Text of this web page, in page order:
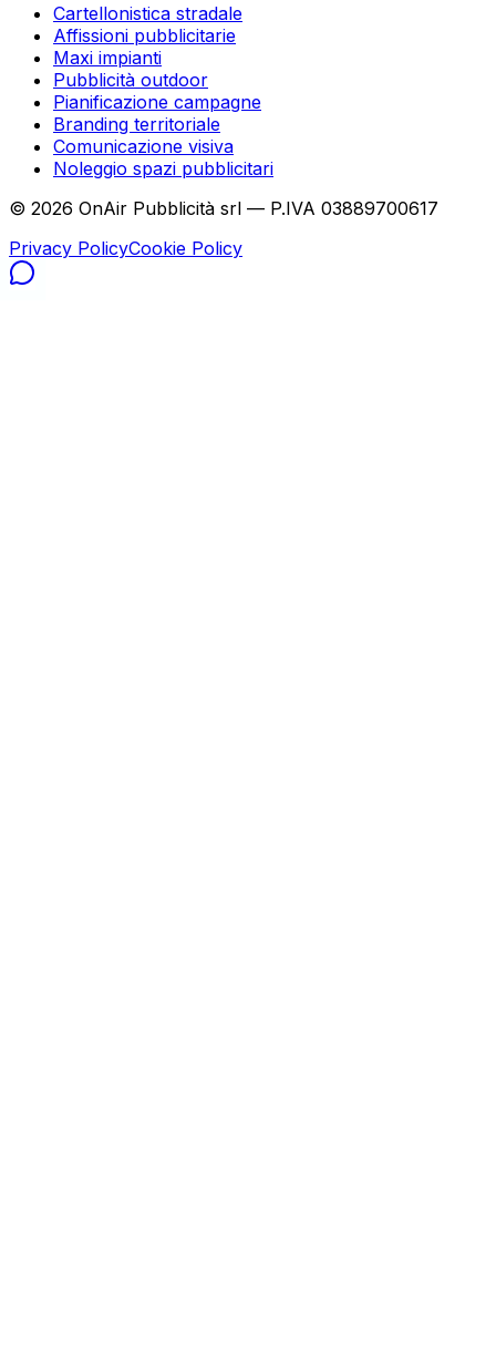
Cartellonistica stradale
Affissioni pubblicitarie
Maxi impianti
Pubblicità outdoor
Pianificazione campagne
Branding territoriale
Comunicazione visiva
Noleggio spazi pubblicitari
© 2026 OnAir Pubblicità srl — P.IVA 03889700617
Privacy PolicyCookie Policy